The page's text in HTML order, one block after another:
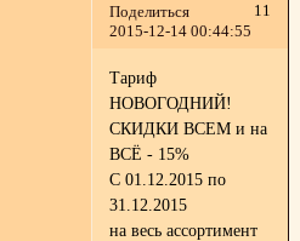
Поделиться
11
2015-12-14 00:44:55
Тариф
НОВОГОДНИЙ!
СКИДКИ ВСЕМ и на
ВСЁ - 15%
С 01.12.2015 по
31.12.2015
на весь ассортимент